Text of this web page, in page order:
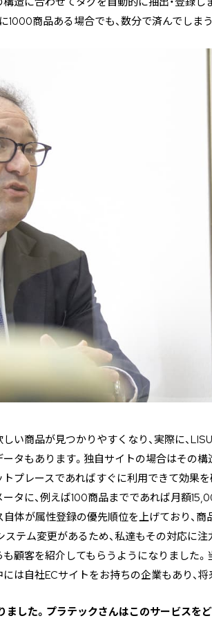
1000商品ある場合でも、数分で済んでしま
い商品が見つかりやすくなり、実際に、
ータもあります。独自サイトの場合はその
トプレースであればすぐに利用できて効果
ータに、例えば100商品までであれば月額
自体が属性登録の優先順位を上げており、
ステム変更があるため、私達もその対応に
も顧客を紹介してもらうようになりました
は自社ECサイトをお持ちの企業もあり、
りました。プラテックさんはこのサービス